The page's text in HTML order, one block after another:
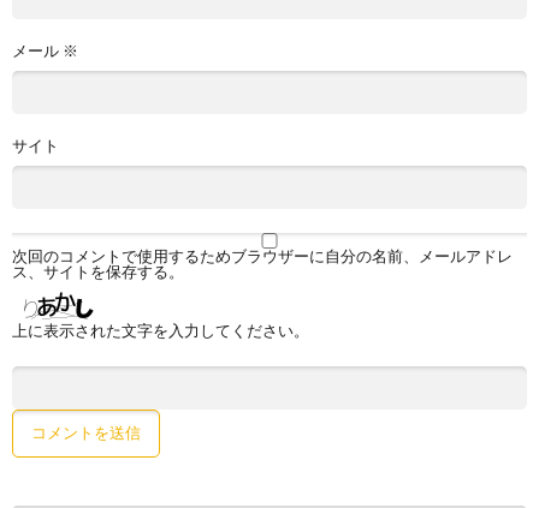
メール ※
サイト
次回のコメントで使用するためブラウザーに自分の名前、メールアドレ
ス、サイトを保存する。
上に表示された文字を入力してください。